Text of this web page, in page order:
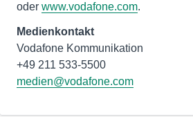
oder www.vodafone.com.
Medienkontakt
Vodafone Kommunikation
medien@vodafone.com